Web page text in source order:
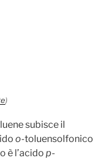
)
subisce il
o-toluensolfonico
è l’acido p-